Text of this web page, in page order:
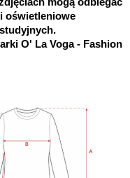
oświetleniowe
O' La Voga - Fashion